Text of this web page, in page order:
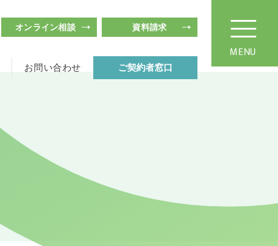
オンライン相談 資料請求
お問い合わせ ご契約者窓口
MENU